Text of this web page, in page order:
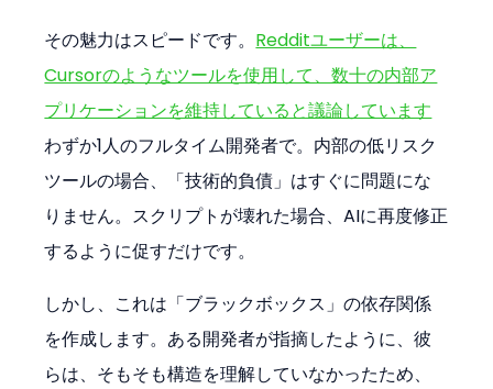
その魅力はスピードです。 Redditユーザーは、
Cursorのようなツールを使用して、数十の内部ア
プリケーションを維持していると議論しています
わずか1人のフルタイム開発者で。内部の低リスク
ツールの場合、「技術的負債」はすぐに問題にな
りません。スクリプトが壊れた場合、AIに再度修正
するように促すだけです。
しかし、これは「ブラックボックス」の依存関係
を作成します。ある開発者が指摘したように、彼
らは、そもそも構造を理解していなかったため、